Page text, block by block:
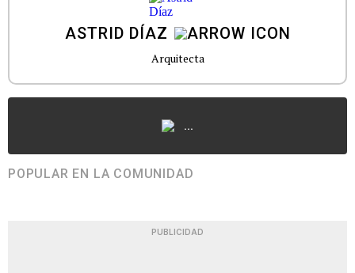
ASTRID DÍAZ
Arquitecta
...
POPULAR EN LA COMUNIDAD
PUBLICIDAD